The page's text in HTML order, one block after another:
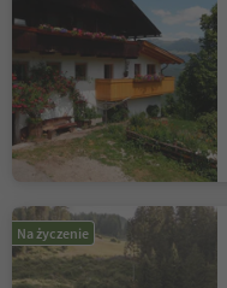
Na życzenie